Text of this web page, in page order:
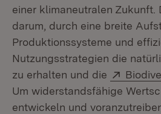
einer klimaneutralen Zukunft.
darum, durch eine breite
Produktionssysteme und
Nutzungsstrategien die
zu erhalten und die
Extern:
Um widerstandsfähige
entwickeln und